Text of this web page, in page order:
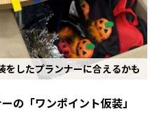
をしたプランナーに合えるかも
の「ワンポイント仮装」